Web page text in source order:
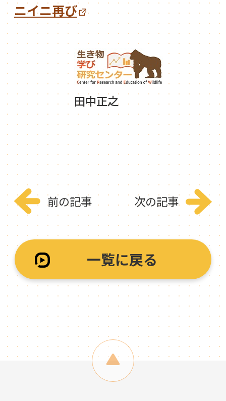
ニイニ再び
田中正之
前の記事
一覧に戻る
次の記事